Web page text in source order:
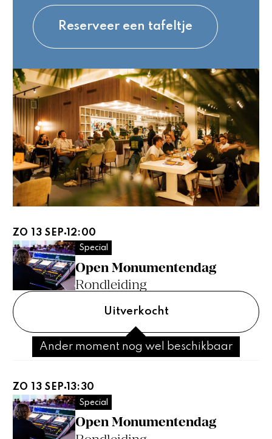
Reserveer een tafeltje
Open Monumentendag
Rondleiding
Special
Uitverkocht
Ander moment nog wel beschikbaar
ZO 13 SEP 12:00
Open Monumentendag
Special
ZO 13 SEP 13:30